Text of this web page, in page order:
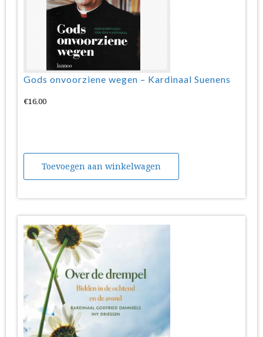
Gods onvoorziene wegen – Kardinaal Suenens
€16,00
Toevoegen aan winkelwagen